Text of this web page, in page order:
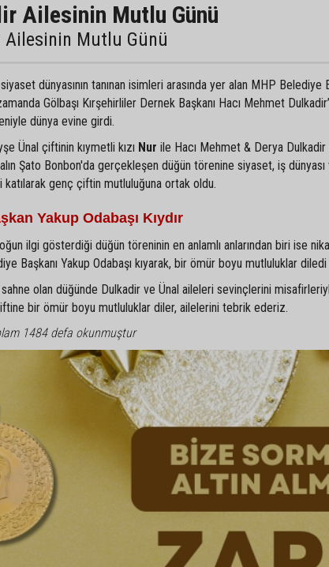
Ailesinin Mutlu Günü
Ailesinin Mutlu Günü
dünyasının tanınan isimleri arasında yer alan MHP
Gölbaşı Kırşehirliler Dernek Başkanı Hacı Mehmet
dünya evine girdi.
Ünal çiftinin kıymetli kızı Nur ile Hacı Mehmet & Derya
Şato Bonbon'da gerçekleşen düğün törenine siyaset, iş
katılarak genç çiftin mutluluğuna ortak oldu.
Yakup Odabaşı Kıydır
ilgi gösterdiği düğün töreninin en anlamlı anlarından biri ise
Başkanı Yakup Odabaşı kıyarak, bir ömür boyu mutluluklar
olan düğünde Dulkadir ve Ünal aileleri sevinçlerini
bir ömür boyu mutluluklar diler, ailelerini tebrik ederiz.
1484 defa okunmuştur